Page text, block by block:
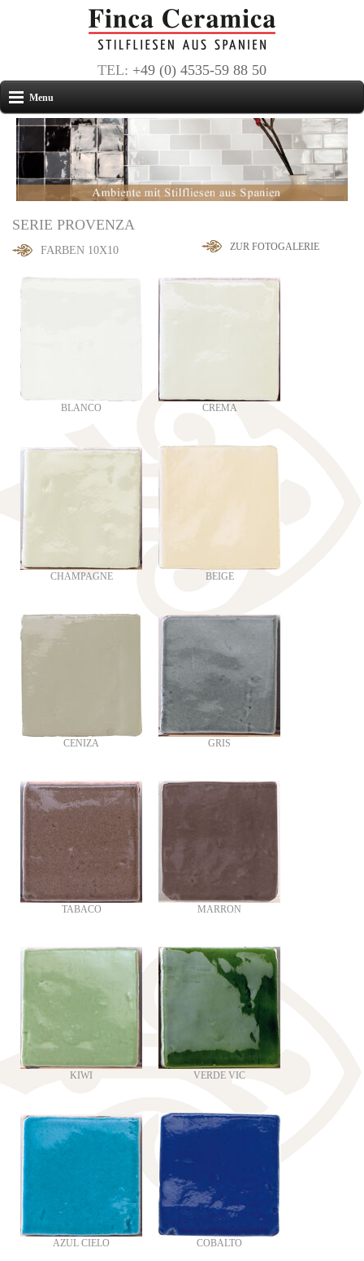
TEL: +49 (0) 4535-59 88 50
Menu
SERIE PROVENZA
ZUR FOTOGALERIE
FARBEN 10X10
BLANCO CREMA
CHAMPAGNE BEIGE
CENIZA GRIS
TABACO MARRON
KIWI VERDE VIC
AZUL CIELO COBALTO